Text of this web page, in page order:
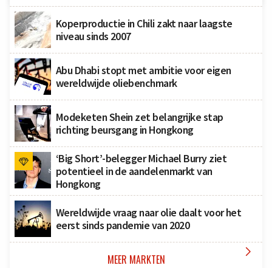
Koperproductie in Chili zakt naar laagste
niveau sinds 2007
Abu Dhabi stopt met ambitie voor eigen
wereldwijde oliebenchmark
Modeketen Shein zet belangrijke stap
richting beursgang in Hongkong
‘Big Short’-belegger Michael Burry ziet
potentieel in de aandelenmarkt van
Hongkong
Wereldwijde vraag naar olie daalt voor het
eerst sinds pandemie van 2020
MEER MARKTEN 